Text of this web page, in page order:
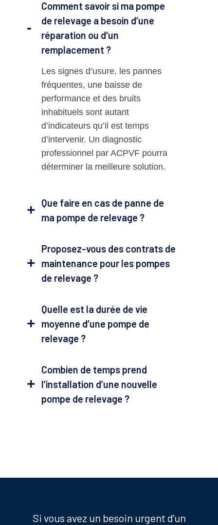
Comment savoir si ma pompe
de relevage a besoin d’une
réparation ou d’un
remplacement ?
Les signes d’usure, les pannes
fréquentes, une baisse de
performance et des bruits
inhabituels sont autant
d’indicateurs qu’il est temps
d’intervenir. Un diagnostic
professionnel par ACPVF pourra
déterminer la meilleure solution.
Que faire en cas de panne de
ma pompe de relevage ?
Proposez-vous des contrats de
maintenance pour les pompes
de relevage ?
Quelle est la durée de vie
moyenne d’une pompe de
relevage ?
Combien de temps prend
l’installation d’une nouvelle
pompe de relevage ?
Si vous avez un besoin urgent d’un